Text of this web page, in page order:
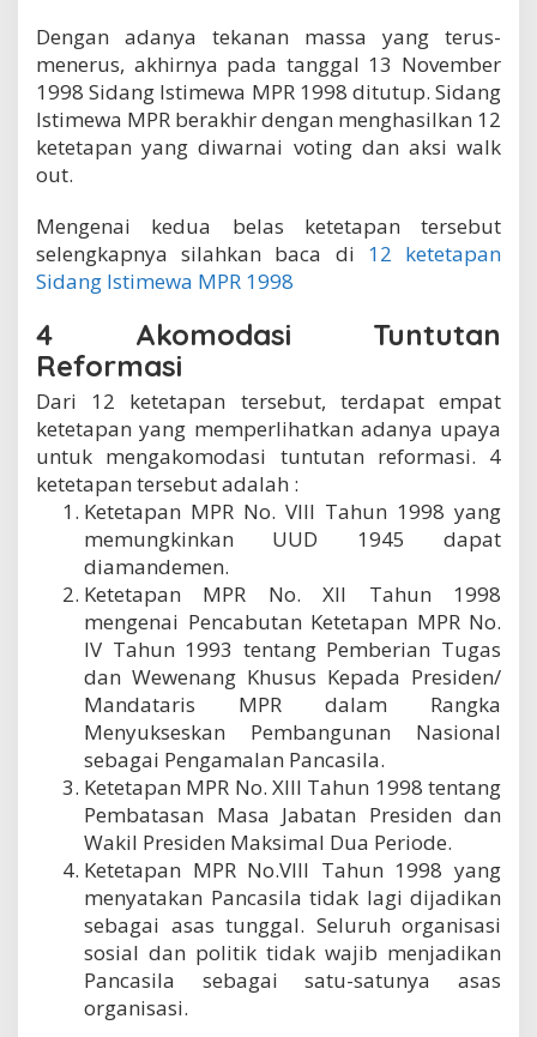
Dengan adanya tekanan massa yang terus-
menerus, akhirnya pada tanggal 13 November
1998 Sidang Istimewa MPR 1998 ditutup. Sidang
Istimewa MPR berakhir dengan menghasilkan 12
ketetapan yang diwarnai voting dan aksi walk
out.
Mengenai kedua belas ketetapan tersebut
selengkapnya silahkan baca di 12 ketetapan
Sidang Istimewa MPR 1998
4 Akomodasi Tuntutan
Reformasi
Dari 12 ketetapan tersebut, terdapat empat
ketetapan yang memperlihatkan adanya upaya
untuk mengakomodasi tuntutan reformasi. 4
ketetapan tersebut adalah :
Ketetapan MPR No. VIII Tahun 1998 yang
memungkinkan UUD 1945 dapat
diamandemen.
Ketetapan MPR No. XII Tahun 1998
mengenai Pencabutan Ketetapan MPR No.
IV Tahun 1993 tentang Pemberian Tugas
dan Wewenang Khusus Kepada Presiden/
Mandataris MPR dalam Rangka
Menyukseskan Pembangunan Nasional
sebagai Pengamalan Pancasila.
Ketetapan MPR No. XIII Tahun 1998 tentang
Pembatasan Masa Jabatan Presiden dan
Wakil Presiden Maksimal Dua Periode.
Ketetapan MPR No.VIII Tahun 1998 yang
menyatakan Pancasila tidak lagi dijadikan
sebagai asas tunggal. Seluruh organisasi
sosial dan politik tidak wajib menjadikan
Pancasila sebagai satu-satunya asas
organisasi.